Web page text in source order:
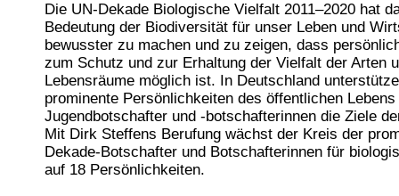
Die UN-Dekade Biologische Vielfalt 2011–2020 hat
Bedeutung der Biodiversität für unser Leben und
bewusster zu machen und zu zeigen, dass
zum Schutz und zur Erhaltung der Vielfalt der Arten
Lebensräume möglich ist. In Deutschland
prominente Persönlichkeiten des öffentlichen
Jugendbotschafter und -botschafterinnen die Ziele
Mit Dirk Steffens Berufung wächst der Kreis der
Dekade-Botschafter und Botschafterinnen für
auf 18 Persönlichkeiten.